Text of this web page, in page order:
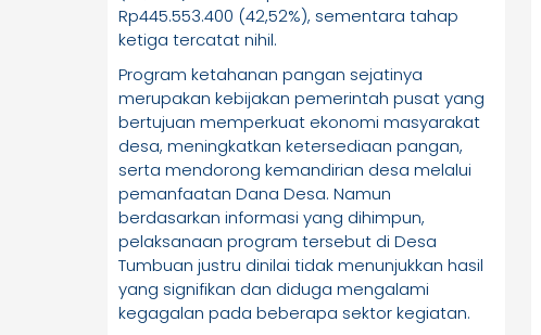
Rp445.553.400 (42,52%), sementara tahap
ketiga tercatat nihil.
Program ketahanan pangan sejatinya
merupakan kebijakan pemerintah pusat yang
bertujuan memperkuat ekonomi masyarakat
desa, meningkatkan ketersediaan pangan,
serta mendorong kemandirian desa melalui
pemanfaatan Dana Desa. Namun
berdasarkan informasi yang dihimpun,
pelaksanaan program tersebut di Desa
Tumbuan justru dinilai tidak menunjukkan hasil
yang signifikan dan diduga mengalami
kegagalan pada beberapa sektor kegiatan.